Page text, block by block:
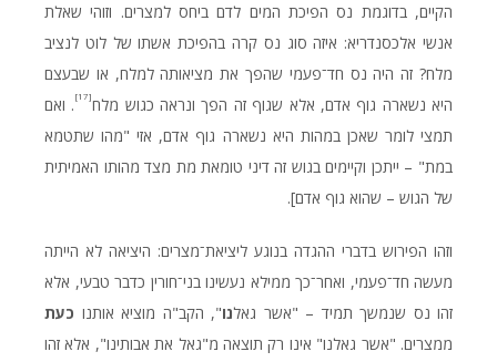
הקיים, בדוגמת נס הפיכת המים לדם ביחס למצרים. וזוהי שאלת
אנשי אלכסנדריא: איזה סוג נס קרה בהפיכת אשתו של לוט לנציב
מלח? זה היה נס חד־פעמי שהפך את מציאותה למלח, או שבעצם
היא נשארה גוף אדם, אלא שגוף זה הפך ונראה כגוש מלח[17]
. ואם
תמצי לומר שאכן במהות היא נשארה גוף אדם, אזי "מהו שתטמא
במת" – ייתכן וקיימים בגוש זה דיני טומאת מת מצד מהותו האמיתית
של הגוש – שהוא גוף אדם].
וזהו הפירוש בדברי ההגדה בנוגע ליציאת־מצרים: היציאה לא הייתה
מעשה חד־פעמי, ואחר־כך ממילא נעשינו בני־חורין כדבר טבעי, אלא
זהו נס שנמשך תמיד – "אשר גאלנו", הקב"ה מוציא אותנו כעת
ממצרים. "אשר גאלנו" אינו רק תוצאה מ"גאל את אבותינו", אלא זהו